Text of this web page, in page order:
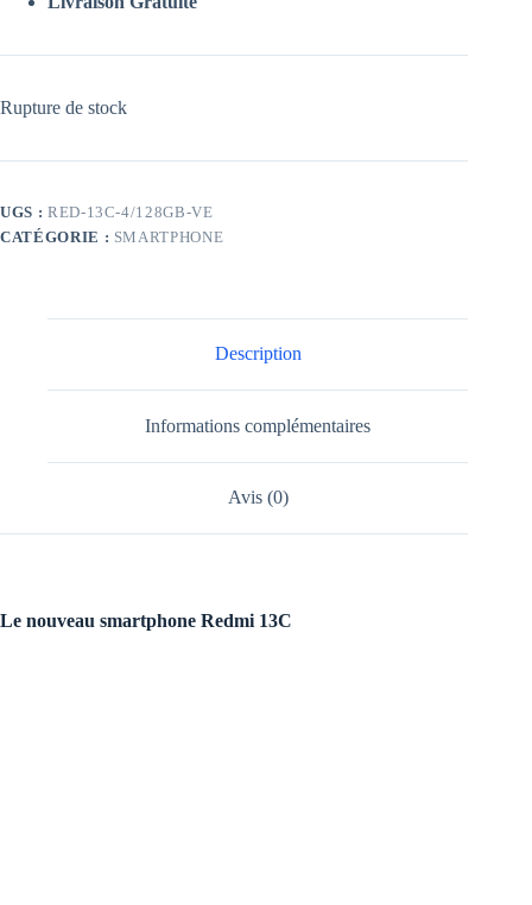
Rupture de stock
UGS : RED-13C-4/128GB-VE
CATÉGORIE : SMARTPHONE
Description
Informations complémentaires
Avis (0)
Le nouveau smartphone Redmi 13C